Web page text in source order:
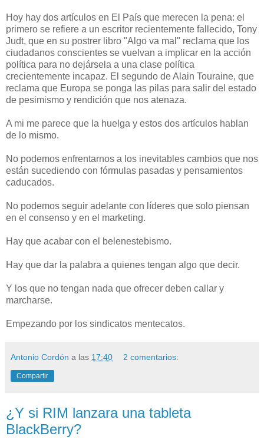
Hoy hay dos artículos en El País que merecen la pena: el
primero se refiere a un escritor recientemente fallecido, Tony
Judt, que en su postrer libro "Algo va mal" reclama que los
ciudadanos conscientes se vuelvan a implicar en la acción
política para no dejársela a una clase política
crecientemente incapaz. El segundo de Alain Touraine, que
reclama que Europa se ponga las pilas para salir del estado
de pesimismo y rendición que nos atenaza.
A mi me parece que la huelga y estos dos artículos hablan
de lo mismo.
No podemos enfrentarnos a los inevitables cambios que nos
están sucediendo con fórmulas pasadas y pensamientos
caducados.
No podemos seguir adelante con líderes que solo piensan
en el consenso y en el marketing.
Hay que acabar con el belenestebismo.
Hay que dar la palabra a quienes tengan algo que decir.
Y los que no tengan nada que ofrecer deben callar y
marcharse.
Empezando por los sindicatos mentecatos.
Antonio Cordón a las 17:40 2 comentarios:
Compartir
¿Y si RIM lanzara una tableta
BlackBerry?